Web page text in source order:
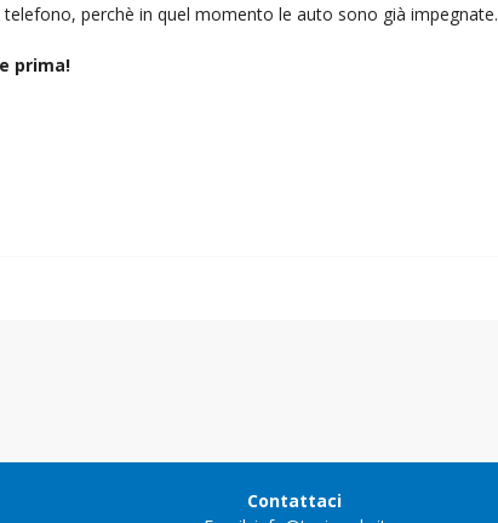
perchè in quel momento le auto sono già impegnate.
prima!
Contattaci